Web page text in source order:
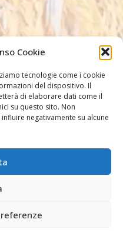
Cookie
tecnologie come i cookie
del dispositivo. Il
di elaborare dati come il
su questo sito. Non
negativamente su alcune
PIME